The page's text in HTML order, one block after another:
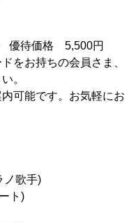
優待価格 5,500円
をお持ちの会員さま、
。
可能です。お気軽にお
歌手)
ト)